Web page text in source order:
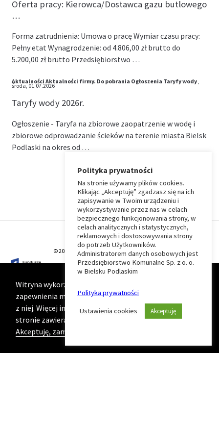
Oferta pracy: Kierowca/Dostawca gazu butlowego
…
Forma zatrudnienia: Umowa o pracę Wymiar czasu pracy:
Pełny etat Wynagrodzenie: od 4.806,00 zł brutto do
5.200,00 zł brutto Przedsiębiorstwo …
Aktualności Aktualności firmy. Do pobrania Ogłoszenia Taryfy wody,
środa, 01.07.2026
Taryfy wody 2026r.
Ogłoszenie - Taryfa na zbiorowe zaopatrzenie w wodę i
zbiorowe odprowadzanie ścieków na terenie miasta Bielsk
Podlaski na okres od …
⏶
Wróć
do
początku
strony
© 2026 T-Matic Grupa Computer Plus Sp. z o.o.
Witryna wykorzystuje ciasteczka (cookies) w celu
zapewnienia maksymalnej wygody podczas korzystania
z niej. Więcej informacji na ten temat znajduje się na
stronie zawierającej naszą
Politykę prywatności
Akceptuję, zamknij komunikat
Polityka prywatności
Na stronie używamy plików cookies.
Klikając „Akceptuję” zgadzasz się na ich
zapisywanie w Twoim urządzeniu i
wykorzystywanie przez nas w celach
bezpiecznego funkcjonowania strony, w
celach analitycznych i statystycznych,
reklamowych i dostosowywania strony
do potrzeb Użytkowników.
Administratorem danych osobowych jest
Przedsiębiorstwo Komunalne Sp. z o. o.
w Bielsku Podlaskim
Polityka prywatności
Ustawienia cookies Akceptuję